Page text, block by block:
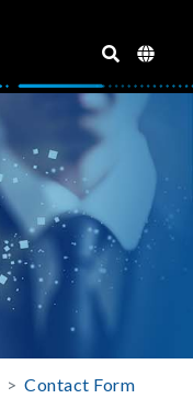
Contact Form